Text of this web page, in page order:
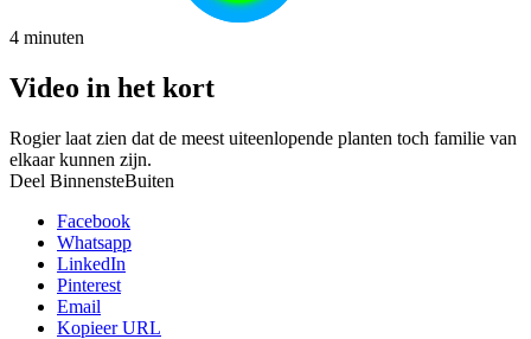
4 minuten
Video in het kort
Rogier laat zien dat de meest uiteenlopende planten toch familie van
elkaar kunnen zijn.
Deel BinnensteBuiten
Facebook
Whatsapp
LinkedIn
Pinterest
Email
Kopieer URL